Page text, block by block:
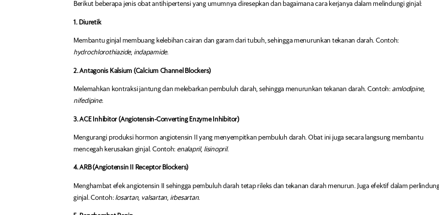
Berikut beberapa jenis obat antihipertensi yang umumnya diresepkan dan bagaimana cara kerjanya dalam melindungi ginjal:
1. Diuretik
Membantu ginjal membuang kelebihan cairan dan garam dari tubuh, sehingga menurunkan tekanan darah. Contoh:
hydrochlorothiazide, indapamide.
2. Antagonis Kalsium (Calcium Channel Blockers)
Melemahkan kontraksi jantung dan melebarkan pembuluh darah, sehingga menurunkan tekanan darah. Contoh:amlodipine,
nifedipine.
3. ACE Inhibitor (Angiotensin-Converting Enzyme Inhibitor)
Mengurangi produksi hormon angiotensin II yang menyempitkan pembuluh darah. Obat ini juga secara langsung membantu
mencegah kerusakan ginjal. Contoh: enalapril, lisinopril.
4. ARB (Angiotensin II Receptor Blockers)
Menghambat efek angiotensin II sehingga pembuluh darah tetap rileks dan tekanan darah menurun. Juga efektif dalam
ginjal. Contoh: losartan, valsartan irbesartan.